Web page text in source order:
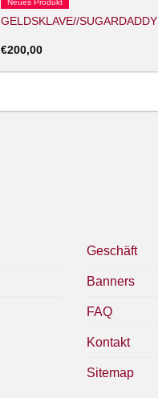
Neues Produkt
GELDSKLAVE//SUGARDADDY
€200,00
Geschäft
Banners
FAQ
Kontakt
Sitemap